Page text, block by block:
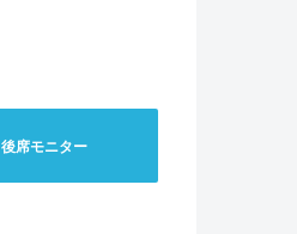
後席モニター